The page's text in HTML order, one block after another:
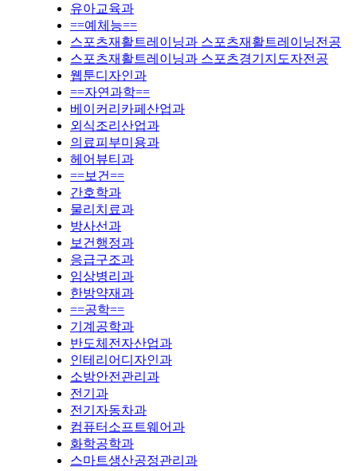
유아교육과
==예체능==
스포츠재활트레이닝과 스포츠재활트레이닝전공
스포츠재활트레이닝과 스포츠경기지도자전공
웹툰디자인과
==자연과학==
베이커리카페산업과
외식조리산업과
의료피부미용과
헤어뷰티과
==보건==
간호학과
물리치료과
방사선과
보건행정과
응급구조과
임상병리과
한방약재과
==공학==
기계공학과
반도체전자산업과
인테리어디자인과
소방안전관리과
전기과
전기자동차과
컴퓨터소프트웨어과
화학공학과
스마트생산공정관리과